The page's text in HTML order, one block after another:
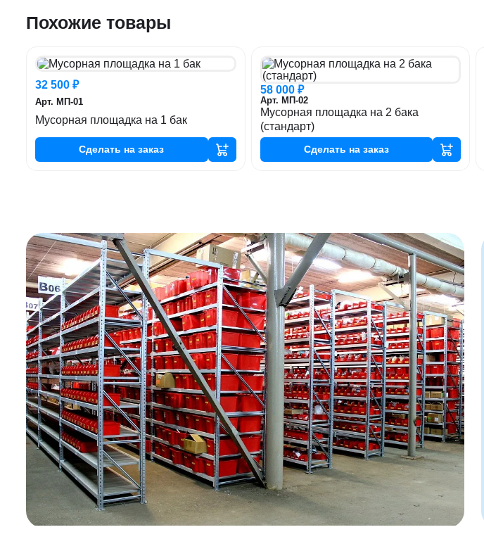
Похожие товары
32 500 ₽
Арт. МП-01
Мусорная площадка на 1 бак
Сделать на заказ
58 000 ₽
Арт. МП-02
Мусорная площадка на 2 бака
(стандарт)
Сделать на заказ